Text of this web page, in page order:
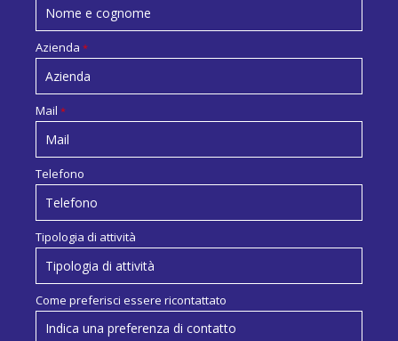
Azienda *
Mail *
Telefono
Tipologia di attività
Come preferisci essere ricontattato